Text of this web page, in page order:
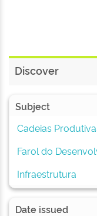
Discover
Subject
Cadeias
Farol do
Infraestrutura
Date issued